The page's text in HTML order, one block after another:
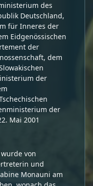
des
Deutschland,
für Inneres der
Eidgenössischen
der
dem
der
der
Mai 2001
von
und
Monauni am